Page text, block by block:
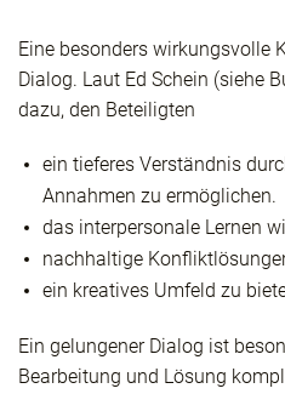
Eine besonders wirkungsvolle
Dialog. Laut Ed Schein (siehe
dazu, den Beteiligten
ein tieferes Verständnis
Annahmen zu ermöglichen.
das interpersonale Lernen
nachhaltige
ein kreatives Umfeld zu
Ein gelungener Dialog ist
Bearbeitung und Lösung